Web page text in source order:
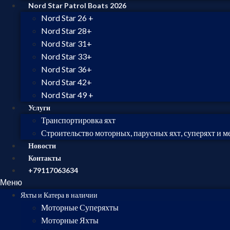
Nord Star Patrol Boats 2026
Nord Star 26 +
Nord Star 28+
Nord Star 31+
Nord Star 33+
Nord Star 36+
Nord Star 42+
Nord Star 49 +
Услуги
Транспортировка яхт
Строительство моторных, парусных яхт, суперяхт и
Новости
Контакты
+79117063634
Меню
Яхты и Катера в наличии
Моторные Суперяхты
Моторные Яхты